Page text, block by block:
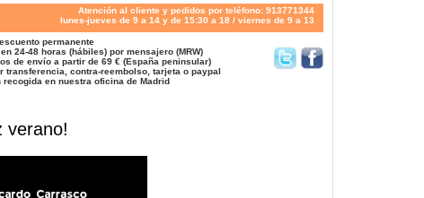
Atención al cliente y pedidos por teléfono: 913771344
lunes-jueves de 9 a 14 y de 15:30 a 18 / viernes de 9 a 13
permanente
24-48 horas (hábiles) por mensajero (MRW)
de envío a partir de 69 € (España peninsular)
transferencia, contra-reembolso, tarjeta o paypal
recogida en nuestra oficina de Madrid
verano!